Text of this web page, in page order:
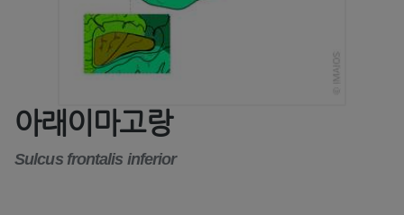
아래이마고랑
Sulcus frontalis inferior